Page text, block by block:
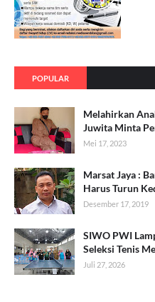
POPULAR
Melahirkan
Juwita Minta
Mei 17, 2023
Marsat Jaya :
Harus Turun
Desember 17, 2019
SIWO PWI
Seleksi Tenis
Juli 27, 2026